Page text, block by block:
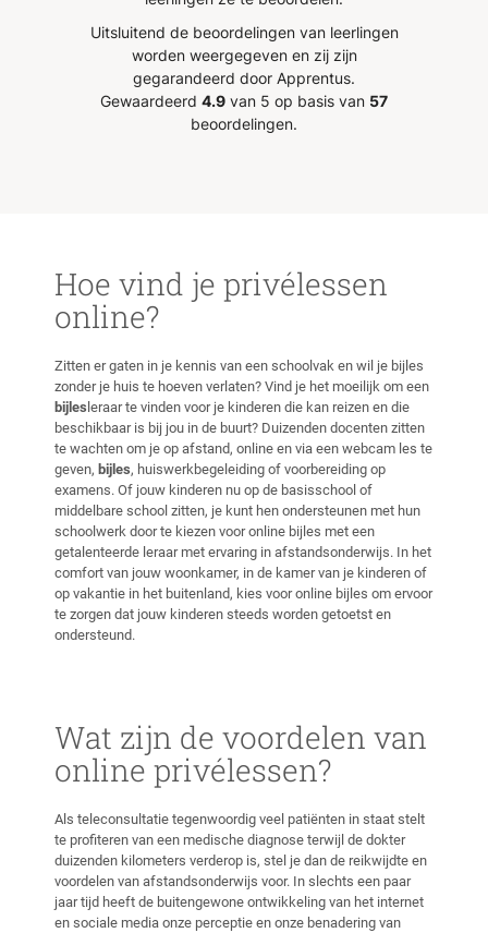
Uitsluitend de beoordelingen van leerlingen
worden weergegeven en zij zijn
gegarandeerd door Apprentus.
Gewaardeerd 4.9 van 5 op basis van 57
beoordelingen.
Hoe vind je privélessen
online?
Zitten er gaten in je kennis van een schoolvak en wil je bijles
zonder je huis te hoeven verlaten? Vind je het moeilijk om een
bijlesleraar te vinden voor je kinderen die kan reizen en die
beschikbaar is bij jou in de buurt? Duizenden docenten zitten
te wachten om je op afstand, online en via een webcam les te
geven, bijles, huiswerkbegeleiding of voorbereiding op
examens. Of jouw kinderen nu op de basisschool of
middelbare school zitten, je kunt hen ondersteunen met hun
schoolwerk door te kiezen voor online bijles met een
getalenteerde leraar met ervaring in afstandsonderwijs. In het
comfort van jouw woonkamer, in de kamer van je kinderen of
op vakantie in het buitenland, kies voor online bijles om ervoor
te zorgen dat jouw kinderen steeds worden getoetst en
ondersteund.
Wat zijn de voordelen van
online privélessen?
Als teleconsultatie tegenwoordig veel patiënten in staat stelt
te profiteren van een medische diagnose terwijl de dokter
duizenden kilometers verderop is, stel je dan de reikwijdte en
voordelen van afstandsonderwijs voor. In slechts een paar
jaar tijd heeft de buitengewone ontwikkeling van het internet
en sociale media onze perceptie en onze benadering van